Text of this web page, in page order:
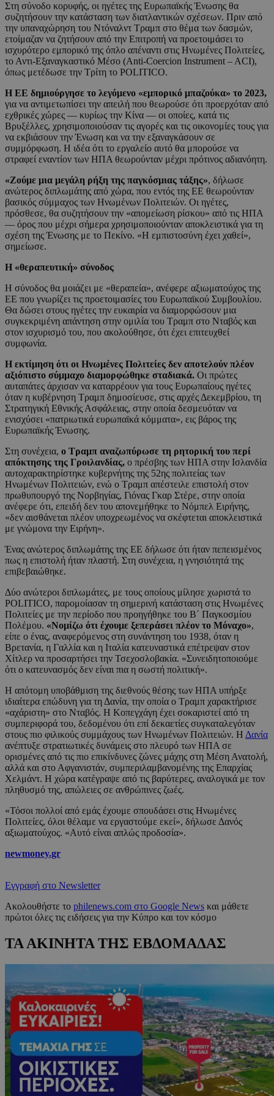
Στη σύνοδο κορυφής, οι ηγέτες της Ευρωπαϊκής Ένωσης θα
συζητήσουν την κατάσταση των διατλαντικών σχέσεων. Πριν από
την υπαναχώρηση του Ντόναλντ Τραμπ στο θέμα των δασμών,
ετοίμαζαν να ζητήσουν από την Επιτροπή να προετοιμάσει το
ισχυρότερο εμπορικό της όπλο απέναντι στις Ηνωμένες Πολιτείες,
το Αντι-Εξαναγκαστικό Μέσο (Anti-Coercion Instrument – ACI),
όπως μετέδωσε την Τρίτη το POLITICO.
Η ΕΕ δημιούργησε το λεγόμενο «εμπορικό μπαζούκα» το 2023,
για να αντιμετωπίσει την απειλή που θεωρούσε ότι προερχόταν από
εχθρικές χώρες — κυρίως την Κίνα — οι οποίες, κατά τις
Βρυξέλλες, χρησιμοποιούσαν τις αγορές και τις οικονομίες τους για
να εκβιάσουν την Ένωση και να την εξαναγκάσουν σε
συμμόρφωση. Η ιδέα ότι το εργαλείο αυτό θα μπορούσε να
στραφεί εναντίον των ΗΠΑ θεωρούνταν μέχρι πρότινος αδιανόητη.
«Ζούμε μια μεγάλη ρήξη της παγκόσμιας τάξης», δήλωσε
ανώτερος διπλωμάτης από χώρα, που εντός της ΕΕ θεωρούνταν
βασικός σύμμαχος των Ηνωμένων Πολιτειών. Οι ηγέτες,
πρόσθεσε, θα συζητήσουν την «απομείωση ρίσκου» από τις ΗΠΑ
— όρος που μέχρι σήμερα χρησιμοποιούνταν αποκλειστικά για τη
σχέση της Ένωσης με το Πεκίνο. «Η εμπιστοσύνη έχει χαθεί»,
σημείωσε.
Η «θεραπευτική» σύνοδος
Η σύνοδος θα μοιάζει με «θεραπεία», ανέφερε αξιωματούχος της
ΕΕ που γνωρίζει τις προετοιμασίες του Ευρωπαϊκού Συμβουλίου.
Θα δώσει στους ηγέτες την ευκαιρία να διαμορφώσουν μια
συγκεκριμένη απάντηση στην ομιλία του Τραμπ στο Νταβός και
στον ισχυρισμό του, που ακολούθησε, ότι έχει επιτευχθεί
συμφωνία.
Η εκτίμηση ότι οι Ηνωμένες Πολιτείες δεν αποτελούν πλέον
αξιόπιστο σύμμαχο διαμορφώθηκε σταδιακά. Οι πρώτες
αυταπάτες άρχισαν να καταρρέουν για τους Ευρωπαίους ηγέτες
όταν η κυβέρνηση Τραμπ δημοσίευσε, στις αρχές Δεκεμβρίου, τη
Στρατηγική Εθνικής Ασφάλειας, στην οποία δεσμευόταν να
ενισχύσει «πατριωτικά ευρωπαϊκά κόμματα», εις βάρος της
Ευρωπαϊκής Ένωσης.
Στη συνέχεια, ο Τραμπ αναζωπύρωσε τη ρητορική του περί
απόκτησης της Γροιλανδίας, ο πρέσβης των ΗΠΑ στην Ισλανδία
αυτοχαρακτηρίστηκε κυβερνήτης της 52ης πολιτείας των
Ηνωμένων Πολιτειών, ενώ ο Τραμπ απέστειλε επιστολή στον
πρωθυπουργό της Νορβηγίας, Γιόνας Γκαρ Στέρε, στην οποία
ανέφερε ότι, επειδή δεν του απονεμήθηκε το Νόμπελ Ειρήνης,
«δεν αισθάνεται πλέον υποχρεωμένος να σκέφτεται αποκλειστικά
με γνώμονα την Ειρήνη».
Ένας ανώτερος διπλωμάτης της ΕΕ δήλωσε ότι ήταν πεπεισμένος
πως η επιστολή ήταν πλαστή. Στη συνέχεια, η γνησιότητά της
επιβεβαιώθηκε.
Δύο ανώτεροι διπλωμάτες, με τους οποίους μίλησε χωριστά το
POLITICO, παρομοίασαν τη σημερινή κατάσταση στις Ηνωμένες
Πολιτείες με την περίοδο που προηγήθηκε του Β΄ Παγκοσμίου
Πολέμου. «Νομίζω ότι έχουμε ξεπεράσει πλέον το Μόναχο»,
είπε ο ένας, αναφερόμενος στη συνάντηση του 1938, όταν η
Βρετανία, η Γαλλία και η Ιταλία κατευναστικά επέτρεψαν στον
Χίτλερ να προσαρτήσει την Τσεχοσλοβακία. «Συνειδητοποιούμε
ότι ο κατευνασμός δεν είναι πια η σωστή πολιτική».
Η απότομη υποβάθμιση της διεθνούς θέσης των ΗΠΑ υπήρξε
ιδιαίτερα επώδυνη για τη Δανία, την οποία ο Τραμπ χαρακτήρισε
«αχάριστη» στο Νταβός. Η Κοπεγχάγη έχει σοκαριστεί από τη
συμπεριφορά του, δεδομένου ότι επί δεκαετίες συγκαταλεγόταν
στους πιο φιλικούς συμμάχους των Ηνωμένων Πολιτειών. Η Δανία
ανέπτυξε στρατιωτικές δυνάμεις στο πλευρό των ΗΠΑ σε
ορισμένες από τις πιο επικίνδυνες ζώνες μάχης στη Μέση Ανατολή,
αλλά και στο Αφγανιστάν, συμπεριλαμβανομένης της Επαρχίας
Χελμάντ. Η χώρα κατέγραψε από τις βαρύτερες, αναλογικά με τον
πληθυσμό της, απώλειες σε ανθρώπινες ζωές.
«Τόσοι πολλοί από εμάς έχουμε σπουδάσει στις Ηνωμένες
Πολιτείες, όλοι θέλαμε να εργαστούμε εκεί», δήλωσε Δανός
αξιωματούχος. «Αυτό είναι απλώς προδοσία».
newmoney.gr
Εγγραφή στο Newsletter
Ακολουθήστε το philenews.com στο Google News και μάθετε
πρώτοι όλες τις ειδήσεις για την Κύπρο και τον κόσμο
ΤΑ ΑΚΙΝΗΤΑ ΤΗΣ ΕΒΔΟΜΑΔΑΣ